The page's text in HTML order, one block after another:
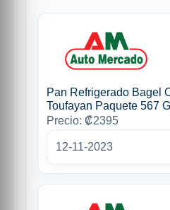
Pan Refrigerado Bagel
Toufayan Paquete 567
Precio: ₡2395
12-11-2023